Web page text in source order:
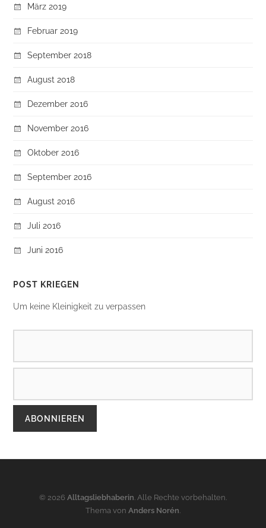
März 2019
Februar 2019
September 2018
August 2018
Dezember 2016
November 2016
Oktober 2016
September 2016
August 2016
Juli 2016
Juni 2016
POST KRIEGEN
Um keine Kleinigkeit zu verpassen
© 2026 Alltagsliebhaberin. Alle Rechte vorbehalten.
Thema von Anders Norén.